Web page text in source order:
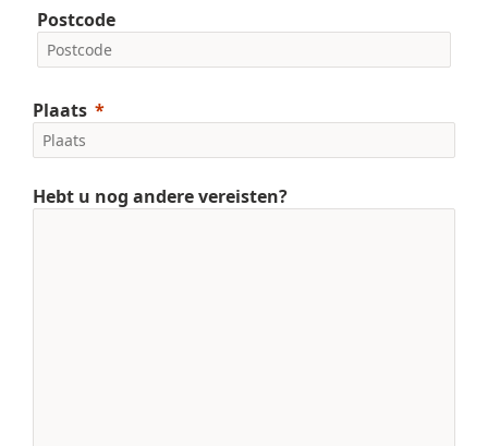
Postcode
Plaats
Hebt u nog andere vereisten?